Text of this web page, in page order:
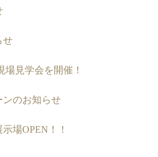
せ
場見学会を開催！
ンのお知らせ
場OPEN！！